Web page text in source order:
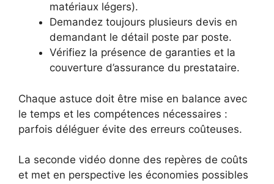
matériaux légers).
Demandez toujours plusieurs devis en
demandant le détail poste par poste.
Vérifiez la présence de garanties et la
couverture d’assurance du prestataire.
Chaque astuce doit être mise en balance avec
le temps et les compétences nécessaires :
parfois déléguer évite des erreurs coûteuses.
La seconde vidéo donne des repères de coûts
et met en perspective les économies possibles